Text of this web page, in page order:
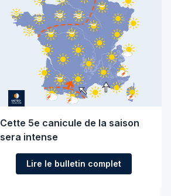
Cette 5e canicule de la saison
sera intense
Lire le bulletin complet